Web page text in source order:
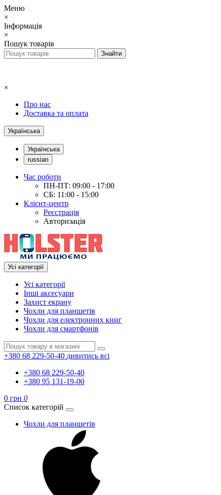
Меню
×
Інформація
×
Пошук товарів
×
Про нас
Доставка та оплата
Українська
Українська
russian
Час роботи
ПН-ПТ: 09:00 - 17:00
СБ: 11:00 - 15:00
Клієнт-центр
Реєстрація
Авторизація
Усі категорії
Усі категорії
Інші аксесуари
Захист екрану
Чохли для планшетів
Чохли для електронних книг
Чохли для смартфонів
+380 68 229-50-40 дивитись всі
+380 68 229-50-40
+380 95 131-19-00
0 грн 0
Список категорій
Чохли для планшетів